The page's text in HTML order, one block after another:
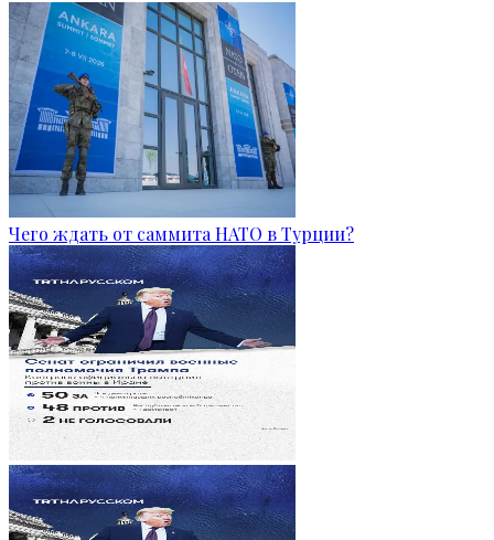
Чего ждать от саммита НАТО в Турции?